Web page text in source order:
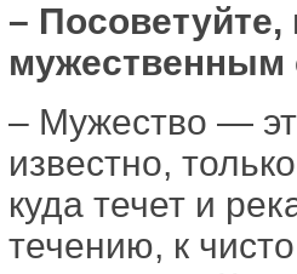
–
мужественным
– Мужество —
известно,
куда течет и
течению, к